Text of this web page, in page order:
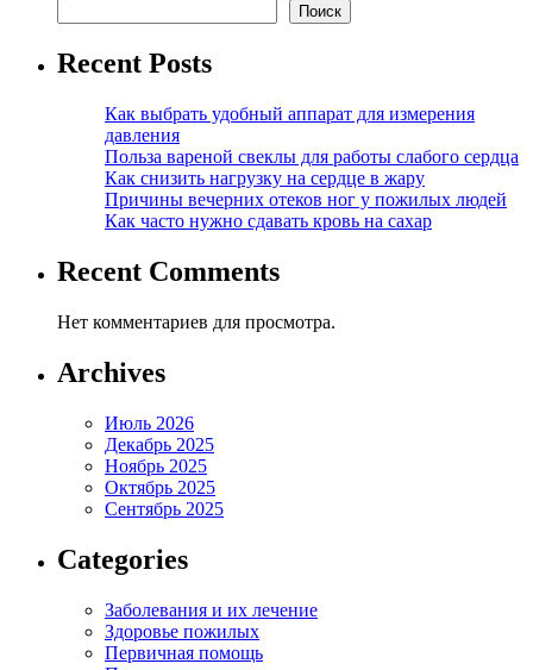
Поиск
Recent Posts
Как выбрать удобный аппарат для измерения
давления
Польза вареной свеклы для работы слабого сердца
Как снизить нагрузку на сердце в жару
Причины вечерних отеков ног у пожилых людей
Как часто нужно сдавать кровь на сахар
Recent Comments
Нет комментариев для просмотра.
Archives
Июль 2026
Декабрь 2025
Ноябрь 2025
Октябрь 2025
Сентябрь 2025
Categories
Заболевания и их лечение
Здоровье пожилых
Первичная помощь